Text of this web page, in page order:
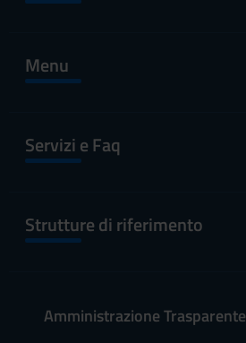
Menu
Servizi e Faq
Strutture di riferimento
Amministrazione Trasparente